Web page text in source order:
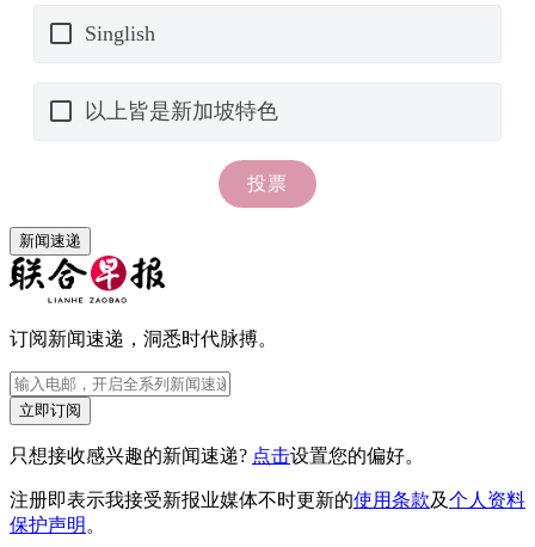
新闻速递
订阅新闻速递，洞悉时代脉搏。
立即订阅
只想接收感兴趣的新闻速递? 点击设置您的偏好。
注册即表示我接受新报业媒体不时更新的使用条款及个人资料
保护声明 。